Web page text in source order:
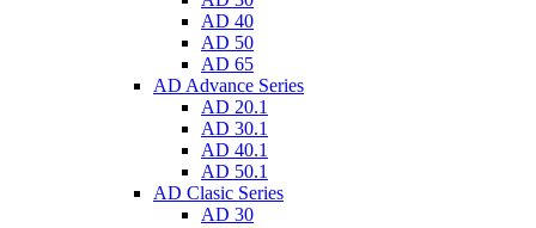
AD 40
AD 50
AD 65
AD Advance Series
AD 20.1
AD 30.1
AD 40.1
AD 50.1
AD Clasic Series
AD 30